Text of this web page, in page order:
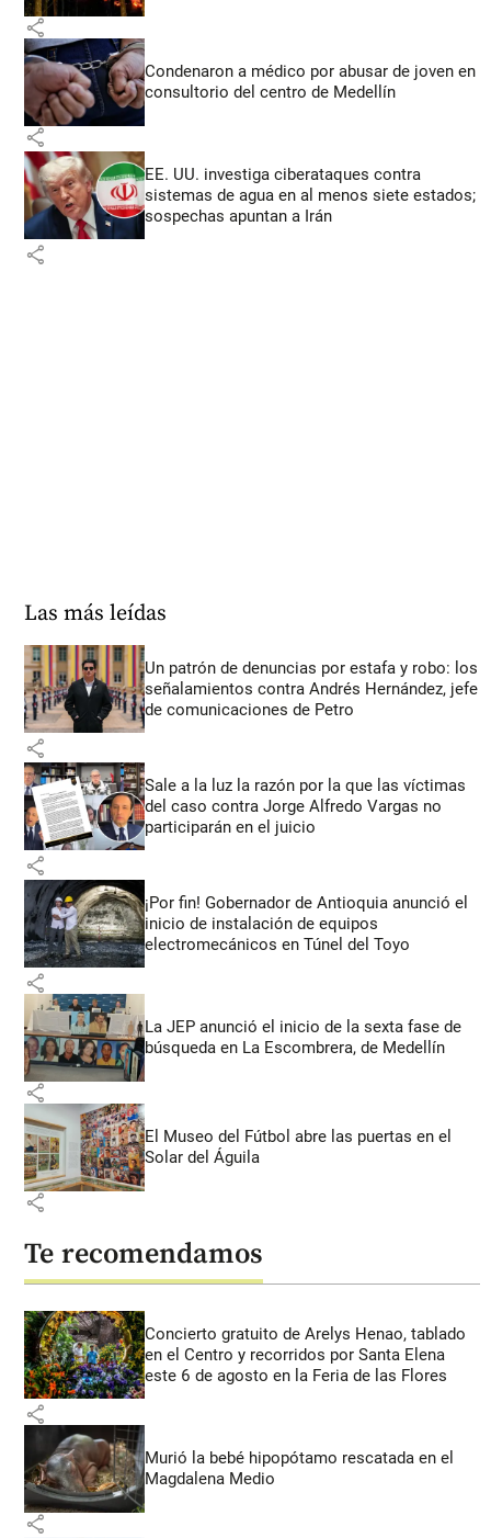
share
Condenaron a médico por abusar de joven en
consultorio del centro de Medellín
share
EE. UU. investiga ciberataques contra
sistemas de agua en al menos siete estados;
sospechas apuntan a Irán
share
Las más leídas
Un patrón de denuncias por estafa y robo: los
señalamientos contra Andrés Hernández, jefe
de comunicaciones de Petro
share
Sale a la luz la razón por la que las víctimas
del caso contra Jorge Alfredo Vargas no
participarán en el juicio
share
¡Por fin! Gobernador de Antioquia anunció el
inicio de instalación de equipos
electromecánicos en Túnel del Toyo
share
La JEP anunció el inicio de la sexta fase de
búsqueda en La Escombrera, de Medellín
share
El Museo del Fútbol abre las puertas en el
Solar del Águila
share
Te recomendamos
Concierto gratuito de Arelys Henao, tablado
en el Centro y recorridos por Santa Elena
este 6 de agosto en la Feria de las Flores
share
Murió la bebé hipopótamo rescatada en el
Magdalena Medio
share